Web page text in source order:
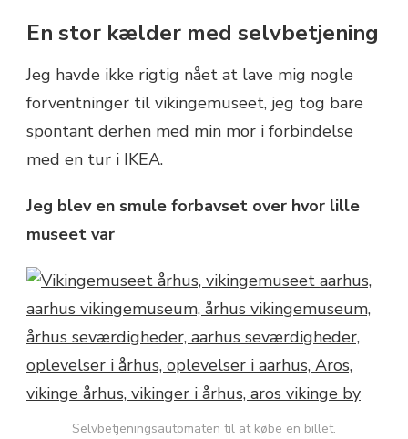
En stor kælder med selvbetjening
Jeg havde ikke rigtig nået at lave mig nogle
forventninger til vikingemuseet, jeg tog bare
spontant derhen med min mor i forbindelse
med en tur i IKEA.
Jeg blev en smule forbavset over hvor lille
museet var
Selvbetjeningsautomaten til at købe en billet.